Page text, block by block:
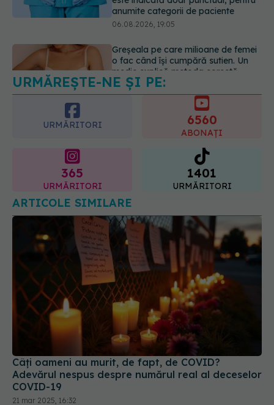
06.08.2026, 18:08
cu cancer de col uterin nu mai ajung
la operație. Dr. Sorin Bogdan
(SANADOR): Intervenția
chirurgicală, doar în situații
particulare
URMĂREȘTE-NE ȘI PE:
URMĂRITORI 6560
365 1401
URMĂRITORI
ARTICOLE SIMILARE
Câți oameni au murit, de fapt, de COVID?
Adevărul nespus despre numărul real al deceselor
COVID-19
21 mar 2025, 16:32